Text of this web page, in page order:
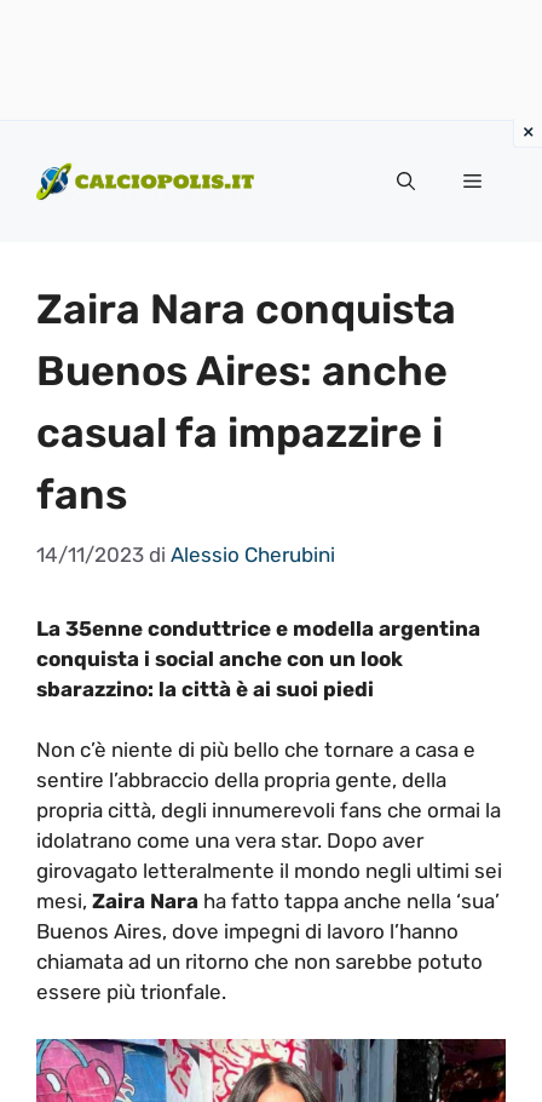
contenuto
Menu
Zaira Nara conquista
Buenos Aires: anche
casual fa impazzire i
fans
14/11/2023 di Alessio Cherubini
La 35enne conduttrice e modella argentina
conquista i social anche con un look
sbarazzino: la città è ai suoi piedi
Non c’è niente di più bello che tornare a casa e
sentire l’abbraccio della propria gente, della
propria città, degli innumerevoli fans che ormai la
idolatrano come una vera star. Dopo aver
girovagato letteralmente il mondo negli ultimi sei
mesi, Zaira Nara ha fatto tappa anche nella ‘sua’
Buenos Aires, dove impegni di lavoro l’hanno
chiamata ad un ritorno che non sarebbe potuto
essere più trionfale.